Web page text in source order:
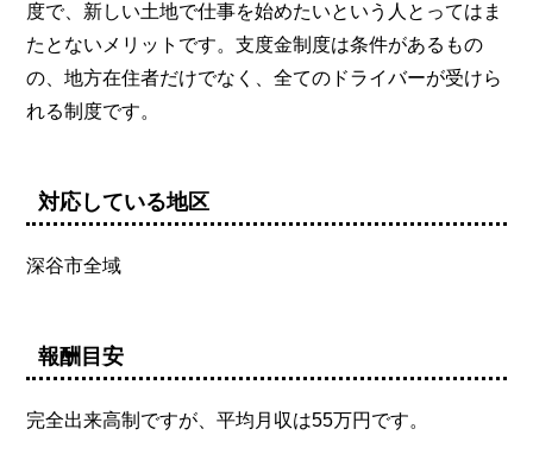
度で、新しい土地で仕事を始めたいという人とってはま
たとないメリットです。支度金制度は条件があるもの
の、地方在住者だけでなく、全てのドライバーが受けら
れる制度です。
対応している地区
深谷市全域
報酬目安
完全出来高制ですが、平均月収は55万円です。